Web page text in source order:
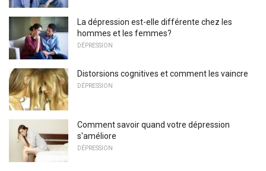
La dépression est-elle différente chez les
hommes et les femmes?
DÉPRESSION
Distorsions cognitives et comment les vaincre
DÉPRESSION
Comment savoir quand votre dépression
s'améliore
DÉPRESSION